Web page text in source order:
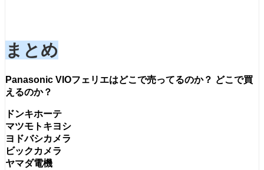
まとめ
Panasonic VIOフェリエはどこで売ってるのか？ どこで買
えるのか？
ドンキホーテ
マツモトキヨシ
ヨドバシカメラ
ビックカメラ
ヤマダ電機